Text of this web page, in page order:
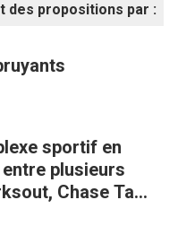
des propositions par :
sportif en
plusieurs
Chase Tag,